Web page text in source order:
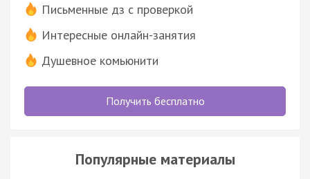
Письменные дз с проверкой
Интересные онлайн-занятия
Душевное комьюнити
Получить бесплатно
Популярные материалы